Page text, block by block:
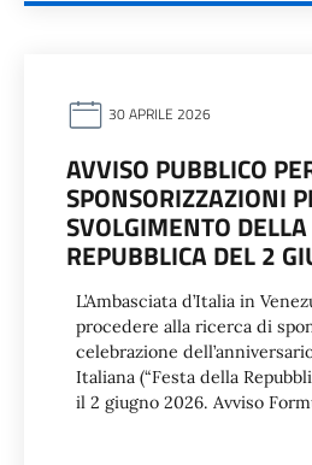
30 APRILE 2026
AVVISO PUBBLICO
SPONSORIZZAZIONI
SVOLGIMENTO
REPUBBLICA DEL 2
L’Ambasciata d’Italia in
procedere alla ricerca di
celebrazione
Italiana (“Festa della
il 2 giugno 2026. Avviso